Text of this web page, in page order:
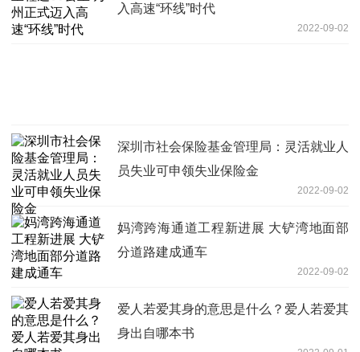
入高速“环线”时代
2022-09-02
深圳市社会保险基金管理局：灵活就业人
员失业可申领失业保险金
2022-09-02
妈湾跨海通道工程新进展 大铲湾地面部
分道路建成通车
2022-09-02
爱人若爱其身的意思是什么？爱人若爱其
身出自哪本书